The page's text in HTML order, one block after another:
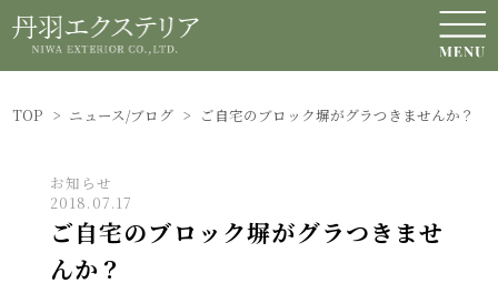
NEWS / BLOG
TOP > ニュース/ブログ > ご自宅のブロック塀がグラつきませんか？
お知らせ
2018.07.17
ご自宅のブロック塀がグラつきませ
んか？